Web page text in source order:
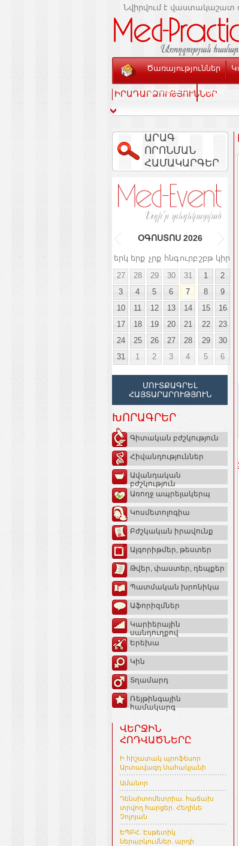
Նվիրվում է վաստակաշատ
Ծառայություններ
Տեսասրահ Կապ
ԻՐԱԴԱՐՁՈՒԹՅՈՒՆՆԵՐ
ԱՐԱԳ
ՈՐՈՆՄԱՆ
ՀԱՄԱԿԱՐԳԵՐ
ՕԳՈՍՏՈՍ 2026
երկ երք չրք հնգուրբ շբթ կիր
27
28 29 30 31 1
2
3
4 5 6 7 8
9
10
11 12 13 14 15
16
17
18 19 20 21 22
23
24
25 26 27 28 29
30
31
1 2 3 4 5 6
ՄՈՒՏՔԱԳՐԵԼ
ՀԱՅՏԱՐԱՐՈՒԹՅՈՒՆ
ԽՈՐԱԳՐԵՐ
Գիտական բժշկություն
Հիվանդություններ
Ավանդական
բժշկություն
Առողջ ապրելակերպ
Կոսմետոլոգիա
Բժշկական իրավունք
Ալգորիթմեր, թեստեր
Թվեր, փաստեր, դեպքեր
Պատմական խրոնիկա
Աֆորիզմներ
Կարիերային
սանդուղքով
Երեխա
Կին
Տղամարդ
Ռեյթինգային
համակարգ
ՎԵՐՋԻՆ
ՀՈԴՎԱԾՆԵՐԸ
Ի հիշատակ պրոֆեսոր
Արտավազդ Սահակյանի
Ամանոր
Դենսիտոմետրիա. հաճախ
տրվող հարցեր. Հեղինե
Չոլոյան
ԵՊԲՀ. Էսթետիկ
ներարկումներ. արդի